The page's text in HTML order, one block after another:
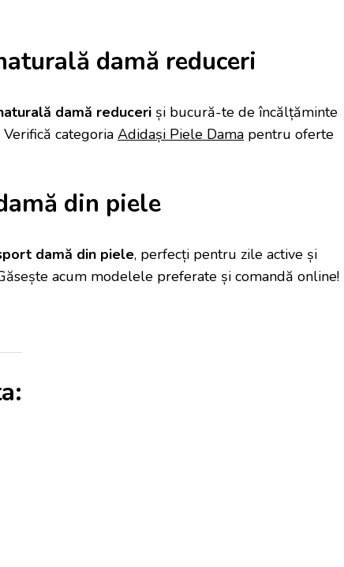
damă reduceri
damă reduceri și bucură-te de încălțăminte
categoria Adidași Piele Dama pentru oferte
din piele
damă din piele, perfecți pentru zile active și
acum modelele preferate și comandă online!